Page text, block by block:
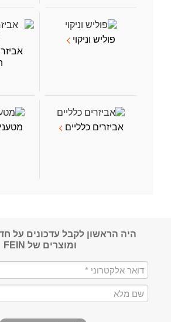
פוליש וניקוי
אביזרים כלליים
היה הראשון לקבל עדכונים על
ומוצרים של FEIN